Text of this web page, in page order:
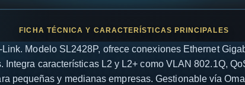
Modelo SL2428P, ofrece conexiones Ethernet
Integra características L2 y L2+ como VLAN 802.1Q,
pequeñas y medianas empresas. Gestionable vía